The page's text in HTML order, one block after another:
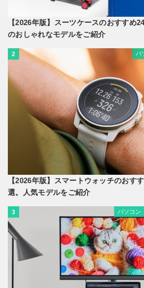
【2026年版】スーツケースのおすすめ
のおしゃれなモデルをご紹介
2 パ
【2026年版】スマートウォッチのおす
選。人気モデルをご紹介
3 パソコン